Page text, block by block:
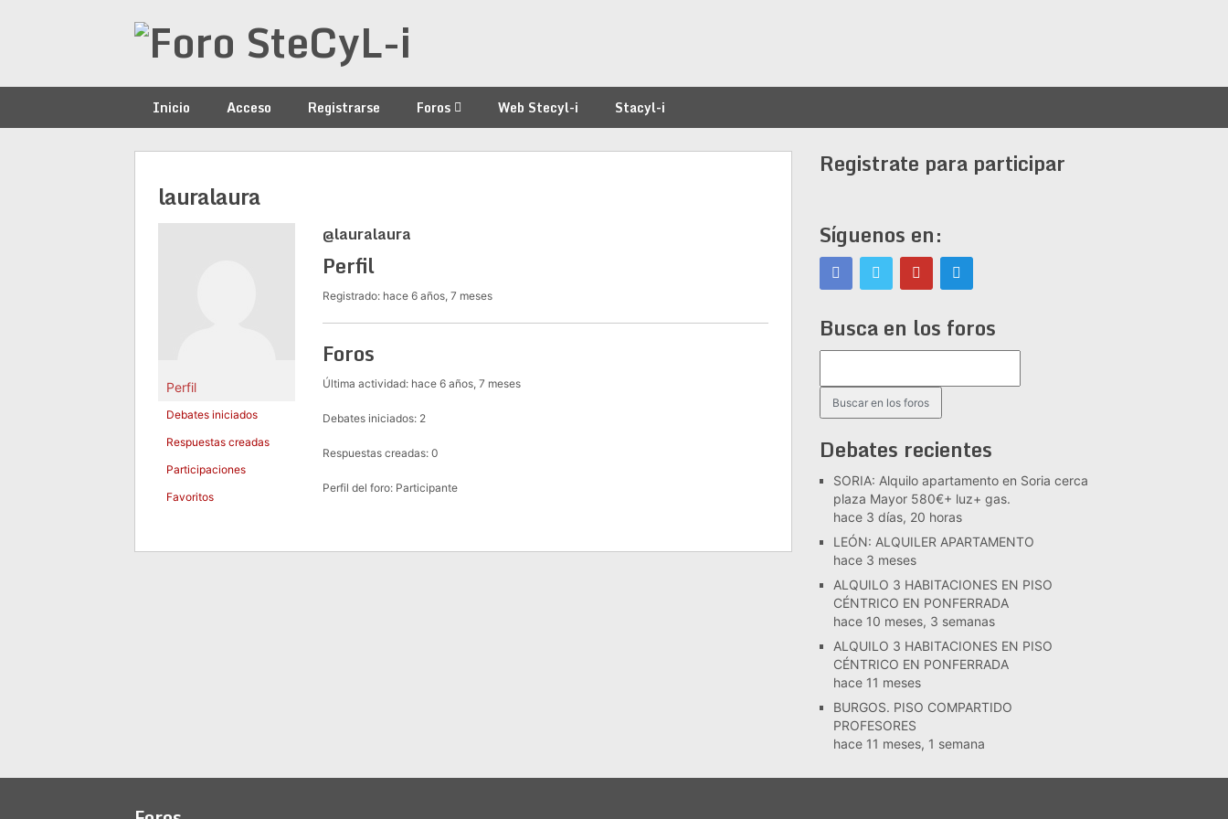
Inicio Acceso Registrarse Foros Web Stecyl-i Stacyl-i
lauralaura
Perfil
Debates iniciados
Respuestas creadas
Participaciones
Favoritos
@lauralaura
Perfil
Registrado: hace 6 años, 7 meses
Foros
Última actividad: hace 6 años, 7 meses
Debates iniciados: 2
Respuestas creadas: 0
Perfil del foro: Participante
Registrate para participar
Síguenos en:
Busca en los foros
Debates recientes
SORIA: Alquilo apartamento en Soria cerca
plaza Mayor 580€+ luz+ gas.
hace 3 días, 20 horas
LEÓN: ALQUILER APARTAMENTO
hace 3 meses
ALQUILO 3 HABITACIONES EN PISO
CÉNTRICO EN PONFERRADA
hace 10 meses, 3 semanas
ALQUILO 3 HABITACIONES EN PISO
CÉNTRICO EN PONFERRADA
hace 11 meses
BURGOS. PISO COMPARTIDO
PROFESORES
hace 11 meses, 1 semana